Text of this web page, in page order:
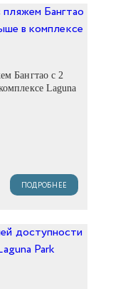
Бангтао с 2
Laguna
ПОДРОБНЕЕ